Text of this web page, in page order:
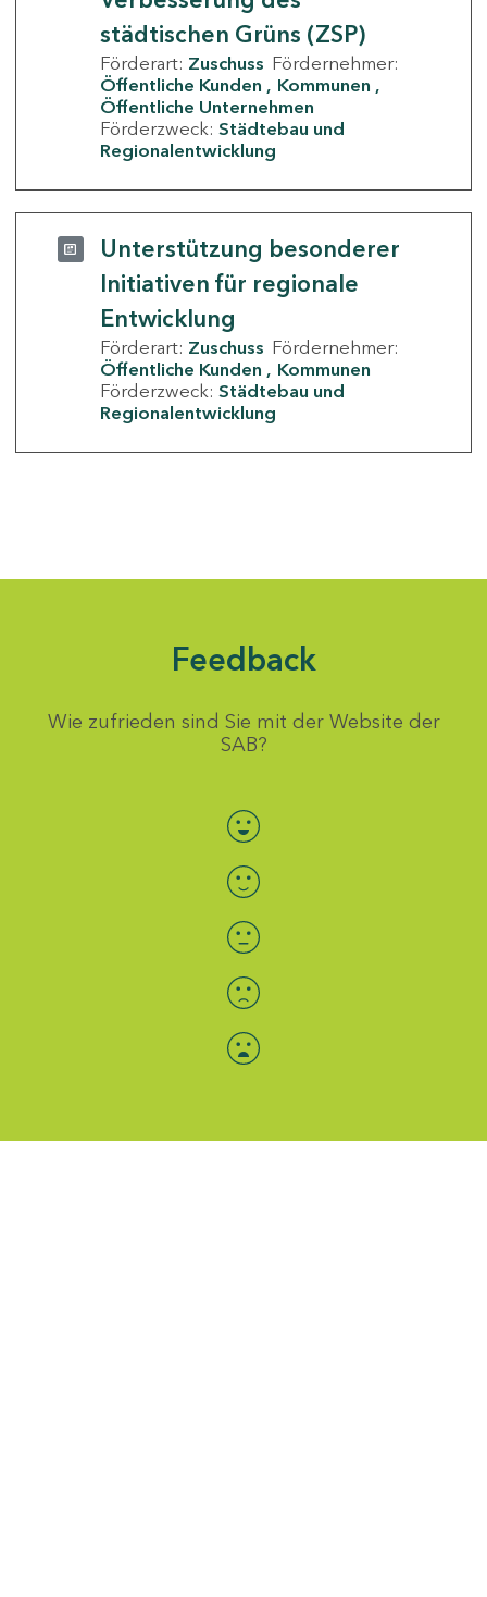
städtischen Grüns (ZSP)
Förderart: Zuschuss Fördernehmer:
Öffentliche Kunden
Kommunen
Öffentliche Unternehmen
Förderzweck: Städtebau und
Regionalentwicklung
Unterstützung besonderer
Initiativen für regionale
Entwicklung
Förderart: Zuschuss Fördernehmer:
Öffentliche Kunden
Kommunen
Förderzweck: Städtebau und
Regionalentwicklung
Feedback
Wie zufrieden sind Sie mit der Website der
SAB?
Bewertung auswählen